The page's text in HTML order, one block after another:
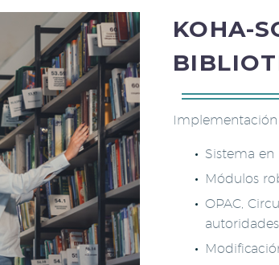
KOHA-
Implementación
Sistema
Módulos
OPAC,
autoridades